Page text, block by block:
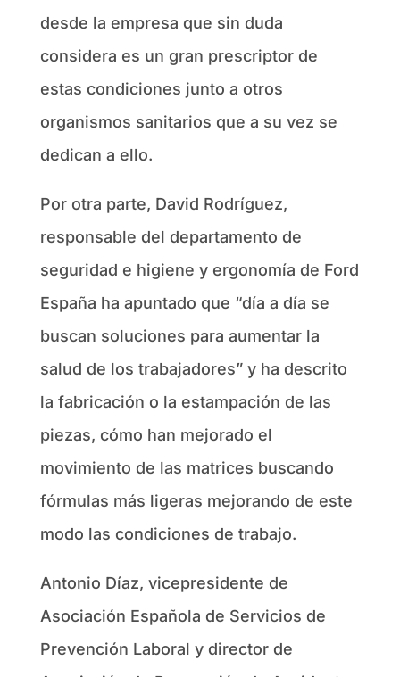
desde la empresa que sin duda
considera es un gran prescriptor de
estas condiciones junto a otros
organismos sanitarios que a su vez se
dedican a ello.
Por otra parte, David Rodríguez,
responsable del departamento de
seguridad e higiene y ergonomía de Ford
España ha apuntado que “día a día se
buscan soluciones para aumentar la
salud de los trabajadores” y ha descrito
la fabricación o la estampación de las
piezas, cómo han mejorado el
movimiento de las matrices buscando
fórmulas más ligeras mejorando de este
modo las condiciones de trabajo.
Antonio Díaz, vicepresidente de
Asociación Española de Servicios de
Prevención Laboral y director de